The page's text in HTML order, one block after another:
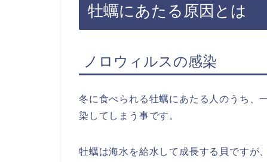
牡蠣にあたる原因とは
ノロウィルスの感染
冬に食べられる牡蠣にあたる人のうち、
染してしまう事です。
牡蠣は海水を給水して成長する貝ですが